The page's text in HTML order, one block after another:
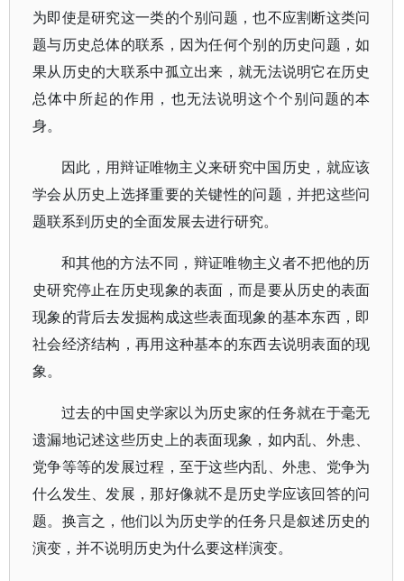
为即使是研究这一类的个别问题，也不应割断这类问
题与历史总体的联系，因为任何个别的历史问题，如
果从历史的大联系中孤立出来，就无法说明它在历史
总体中所起的作用，也无法说明这个个别问题的本
身。
因此，用辩证唯物主义来研究中国历史，就应该
学会从历史上选择重要的关键性的问题，并把这些问
题联系到历史的全面发展去进行研究。
和其他的方法不同，辩证唯物主义者不把他的历
史研究停止在历史现象的表面，而是要从历史的表面
现象的背后去发掘构成这些表面现象的基本东西，即
社会经济结构，再用这种基本的东西去说明表面的现
象。
过去的中国史学家以为历史家的任务就在于毫无
遗漏地记述这些历史上的表面现象，如内乱、外患、
党争等等的发展过程，至于这些内乱、外患、党争为
什么发生、发展，那好像就不是历史学应该回答的问
题。换言之，他们以为历史学的任务只是叙述历史的
演变，并不说明历史为什么要这样演变。